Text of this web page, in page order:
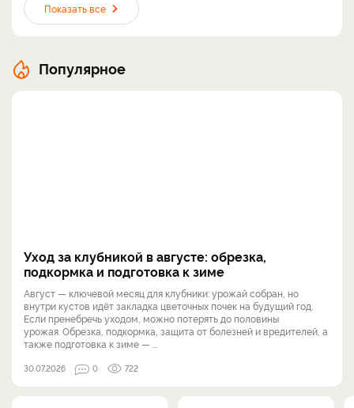
Показать все
Популярное
Уход за клубникой в августе: обрезка,
подкормка и подготовка к зиме
Август — ключевой месяц для клубники: урожай собран, но
внутри кустов идёт закладка цветочных почек на будущий год.
Если пренебречь уходом, можно потерять до половины
урожая. Обрезка, подкормка, защита от болезней и вредителей, а
также подготовка к зиме — ...
30.07.2026 0 722